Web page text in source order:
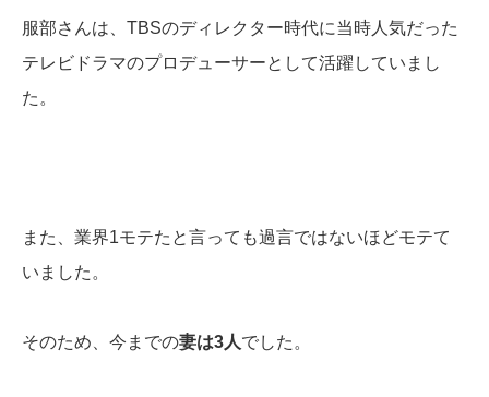
服部さんは、TBSのディレクター時代に当時人気だった
テレビドラマのプロデューサーとして活躍していまし
た。
また、業界1モテたと言っても過言ではないほどモテて
いました。
そのため、今までの妻は3人でした。